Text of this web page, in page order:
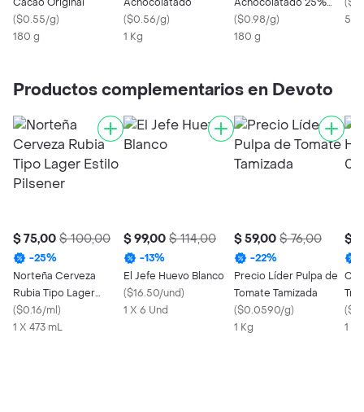
($0.55/g)
180 g
($0.56/g)
1 Kg
Reducido Azúcar
($0.98/g)
180 g
Productos complementarios en Devoto
$ 75,00 $ 100,00
-25%
Norteña Cerveza
Rubia Tipo Lager
Estilo Pilsener
($0.16/ml)
1 X 473 mL
$ 99,00 $ 114,00
-13%
El Jefe Huevo Blanco
($16.50/und)
1 X 6 Und
$ 59,00 $ 76,00
-22%
Precio Líder Pulpa de
Tomate Tamizada
($0.0590/g)
1 Kg
$
(
1 Kg